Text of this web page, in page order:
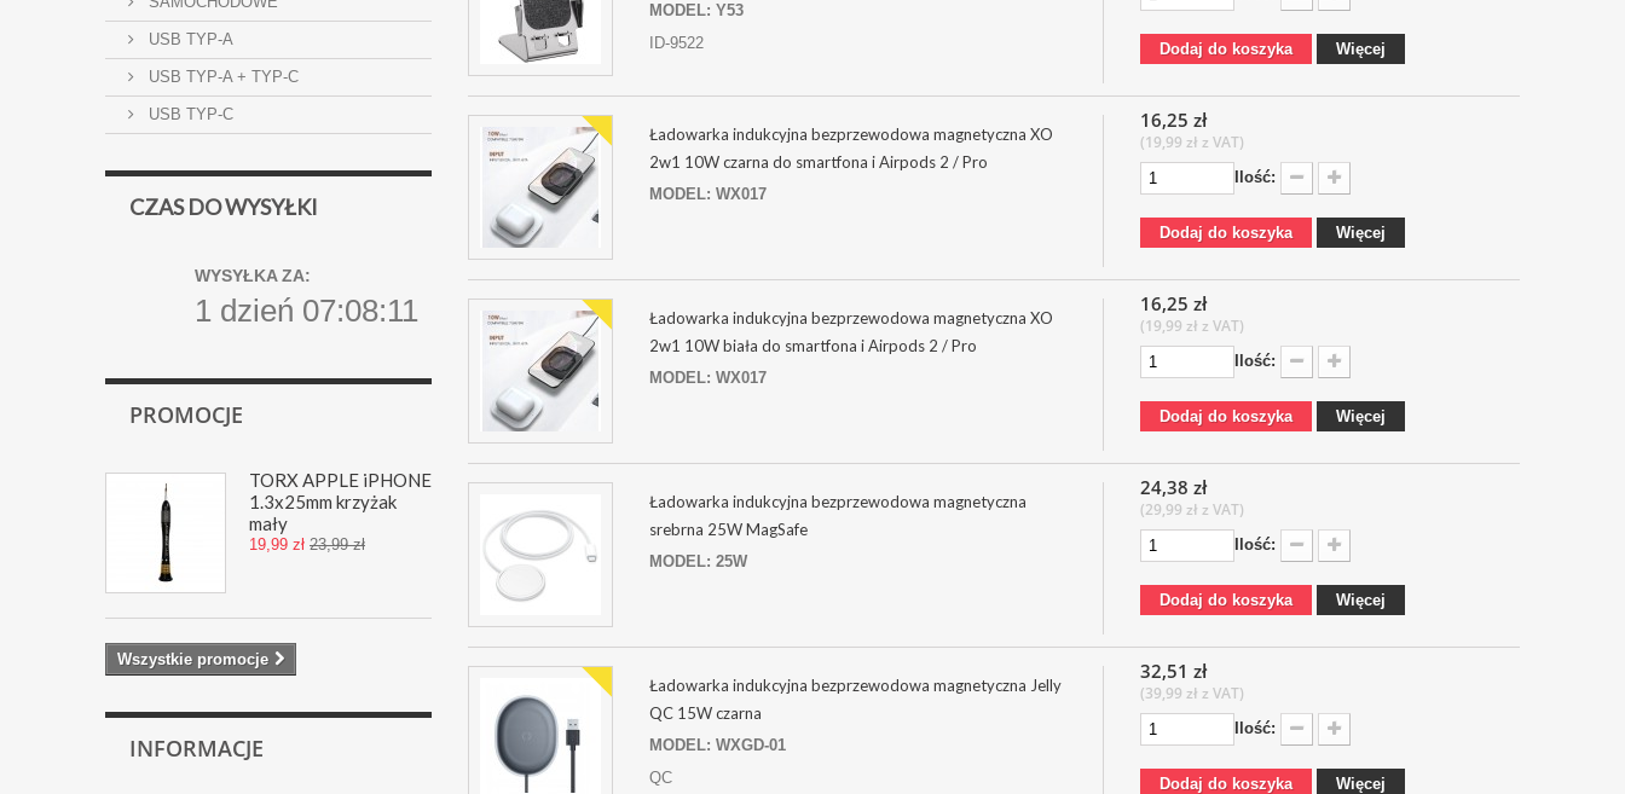
USB TYP-A
USB TYP-A + TYP-C
USB TYP-C
CZAS DO WYSYŁKI
WYSYŁKA ZA:
1 dzień 07:08:10
PROMOCJE
TORX APPLE iPHONE
1.3x25mm krzyżak
mały
19,99 zł 23,99 zł
Wszystkie promocje
INFORMACJE
MODEL: Y53
ID-9522
Dodaj do koszyka Więcej
Ładowarka indukcyjna bezprzewodowa magnetyczna XO
2w1 10W czarna do smartfona i Airpods 2 / Pro
MODEL: WX017
16,25 zł
(19,99 zł z VAT)
Ilość:
Dodaj do koszyka Więcej
Ładowarka indukcyjna bezprzewodowa magnetyczna XO
2w1 10W biała do smartfona i Airpods 2 / Pro
MODEL: WX017
16,25 zł
(19,99 zł z VAT)
Ilość:
Dodaj do koszyka Więcej
Ładowarka indukcyjna bezprzewodowa magnetyczna
srebrna 25W MagSafe
MODEL: 25W
24,38 zł
(29,99 zł z VAT)
Ilość:
Dodaj do koszyka Więcej
Ładowarka indukcyjna bezprzewodowa magnetyczna Jelly
QC 15W czarna
MODEL: WXGD-01
QC
32,51 zł
(39,99 zł z VAT)
Ilość:
Dodaj do koszyka Więcej